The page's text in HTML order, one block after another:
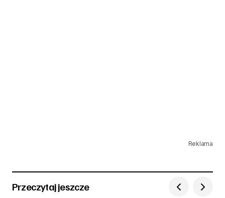
Reklama
Przeczytaj jeszcze